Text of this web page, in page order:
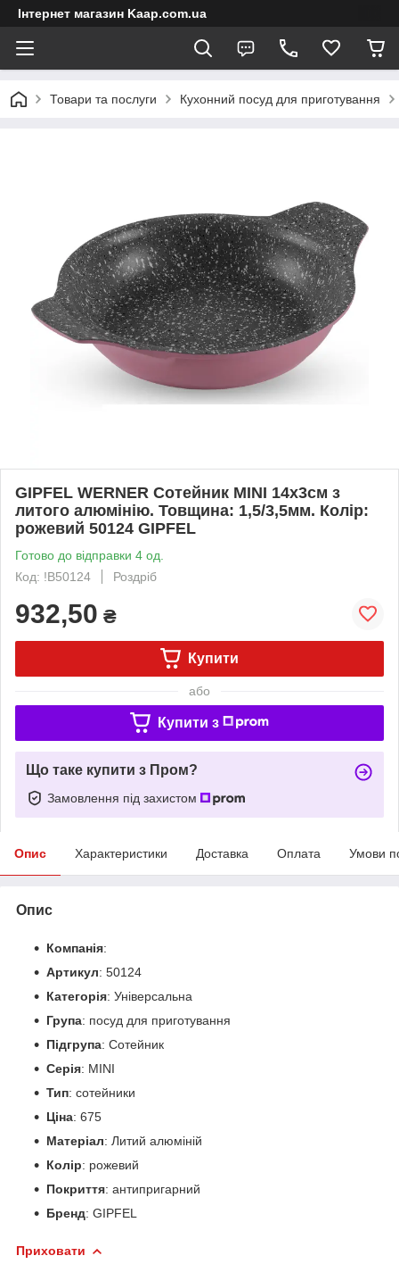
Інтернет магазин Kaap.com.ua
Товари та послуги Кухонний посуд для приготування
GIPFEL WERNER Сотейник MINI 14х3см з
литого алюмінію. Товщина: 1,5/3,5мм. Колір:
рожевий 50124 GIPFEL
Готово до відправки 4 од.
Код: !B50124
Роздріб
932,50 ₴
Купити
або
Купити з
Що таке купити з Пром?
Замовлення під захистом
Опис Характеристики Доставка Оплата Умови
Опис
Компанія:
Артикул: 50124
Категорія: Універсальна
Група: посуд для приготування
Підгрупа: Сотейник
Серія: MINI
Тип: сотейники
Ціна: 675
Матеріал: Литий алюміній
Колір: рожевий
Покриття: антипригарний
Бренд: GIPFEL
Приховати